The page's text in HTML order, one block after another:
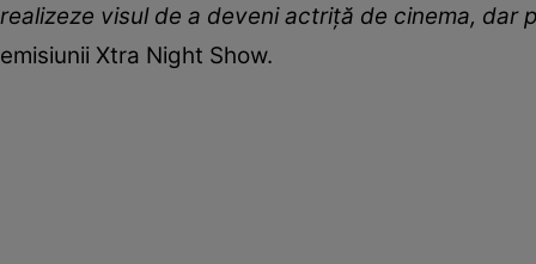
realizeze visul de a deveni actriță de cinema, dar
emisiunii Xtra Night Show.